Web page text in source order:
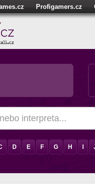
Profigamers.cz
D E F G H